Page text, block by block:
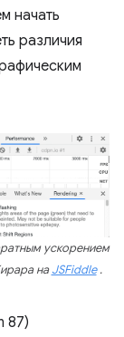
начать
различия
ускорением
наJSFiddle.
87)